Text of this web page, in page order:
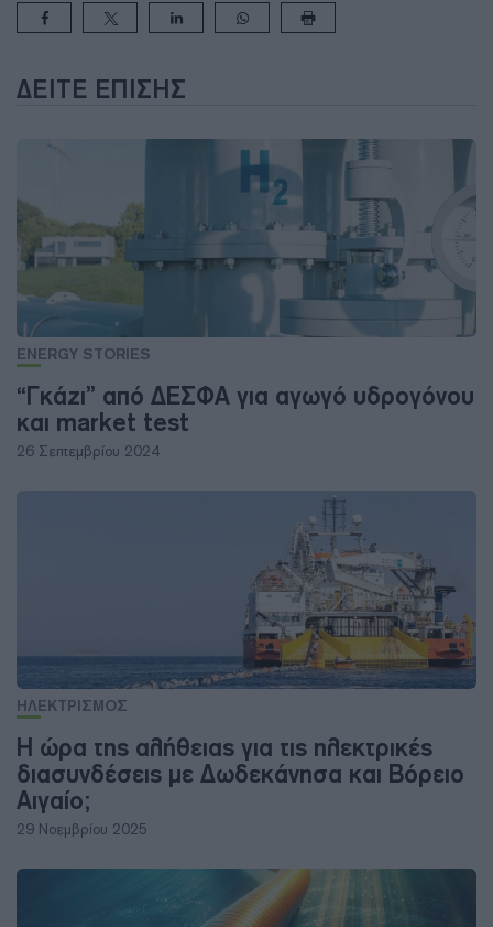
ΔΕΊΤΕ ΕΠΊΣΗΣ
ENERGY STORIES
“Γκάζι” από ΔΕΣΦΑ για αγωγό υδρογόνου
και market test
26 Σεπτεμβρίου 2024
ΗΛΕΚΤΡΙΣΜΟΣ
Η ώρα της αλήθειας για τις ηλεκτρικές
διασυνδέσεις με Δωδεκάνησα και Βόρειο
Αιγαίο;
29 Νοεμβρίου 2025